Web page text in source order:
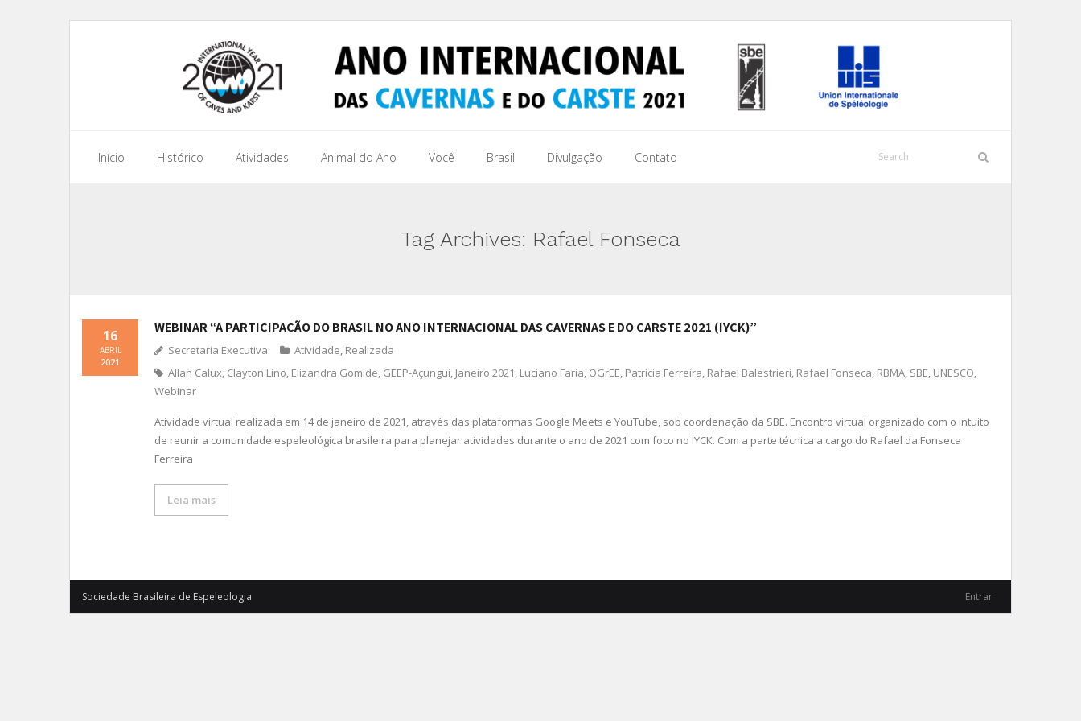
Início Histórico Atividades Animal do Ano Você Brasil Divulgação Contato
Tag Archives: Rafael Fonseca
WEBINAR “A PARTICIPAÇÃO DO BRASIL NO ANO INTERNACIONAL DAS CAVERNAS E DO CARSTE 2021 (IYCK)”
16
ABRIL
2021
Secretaria Executiva Atividade, Realizada
Allan Calux, Clayton Lino, Elizandra Gomide, GEEP-Açungui, Janeiro 2021, Luciano Faria, OGrEE, Patrícia Ferreira, Rafael Balestrieri, Rafael Fonseca, RBMA, SBE, UNESCO,
Webinar
Atividade virtual realizada em 14 de janeiro de 2021, através das plataformas Google Meets e YouTube, sob coordenação da SBE. Encontro virtual organizado com o intuito
de reunir a comunidade espeleológica brasileira para planejar atividades durante o ano de 2021 com foco no IYCK. Com a parte técnica a cargo do Rafael da Fonseca
Ferreira
Leia mais
Sociedade Brasileira de Espeleologia Entrar